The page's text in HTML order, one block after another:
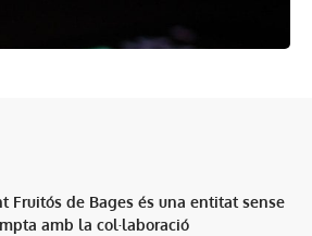
Fruitós de Bages és una entitat sense
amb la col·laboració